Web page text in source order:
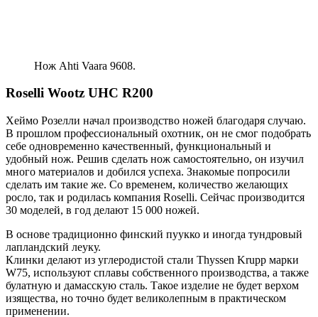
Нож Ahti Vaara 9608.
Roselli Wootz UHC R200
Хеймо Розелли начал производство ножей благодаря случаю.
В прошлом профессиональный охотник, он не смог подобрать
себе одновременно качественный, функциональный и
удобный нож. Решив сделать нож самостоятельно, он изучил
много материалов и добился успеха. Знакомые попросили
сделать им такие же. Со временем, количество желающих
росло, так и родилась компания Roselli. Сейчас производится
30 моделей, в год делают 15 000 ножей.
В основе традиционно финский пуукко и иногда тундровый
лапландский леуку.
Клинки делают из углеродистой стали Thyssen Krupp марки
W75, используют сплавы собственного производства, а также
булатную и дамасскую сталь. Такое изделие не будет верхом
изящества, но точно будет великолепным в практическом
применении.